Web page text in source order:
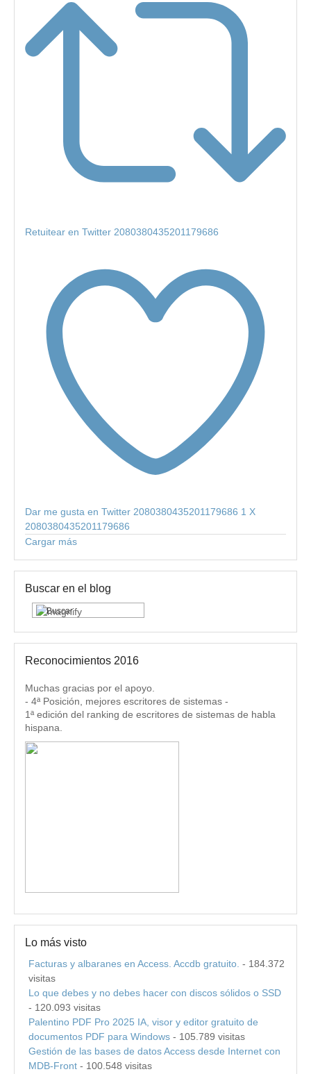
Retuitear en Twitter 2080380435201179686
Dar me gusta en Twitter 2080380435201179686 1 X
2080380435201179686
Cargar más
Buscar en el blog
Reconocimientos 2016
Muchas gracias por el apoyo.
- 4ª Posición, mejores escritores de sistemas -
1ª edición del ranking de escritores de sistemas de habla
hispana.
Lo más visto
Facturas y albaranes en Access. Accdb gratuito. - 184.372
visitas
Lo que debes y no debes hacer con discos sólidos o SSD
- 120.093 visitas
Palentino PDF Pro 2025 IA, visor y editor gratuito de
documentos PDF para Windows - 105.789 visitas
Gestión de las bases de datos Access desde Internet con
MDB-Front - 100.548 visitas